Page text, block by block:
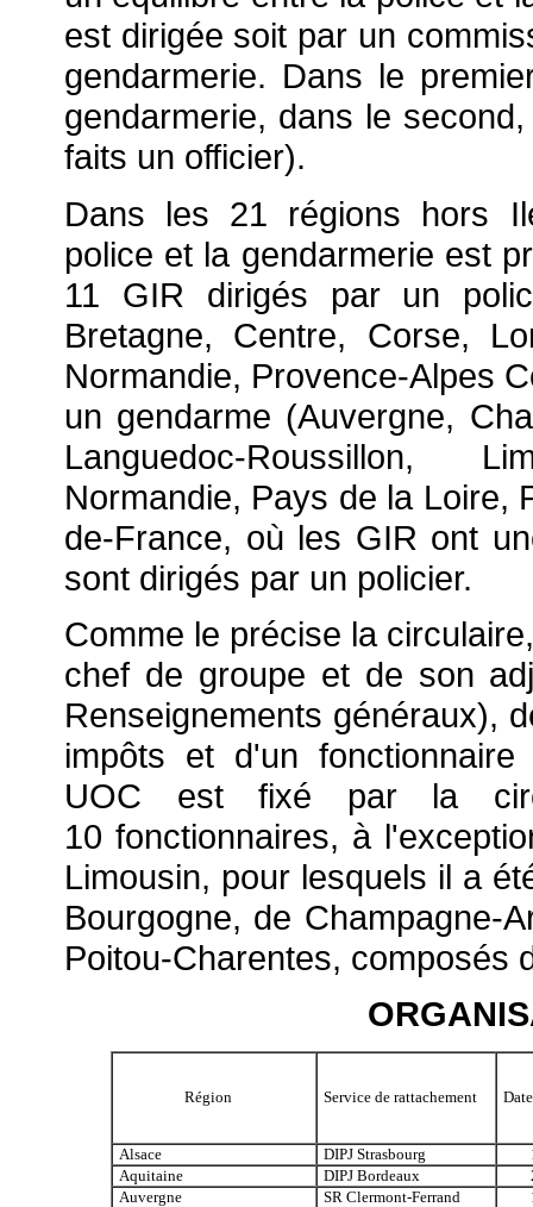
est dirigée soit par un
gendarmerie. Dans le
gendarmerie, dans le
faits un officier).
Dans les 21 régions hors
police et la gendarmerie est
11 GIR dirigés par un
Bretagne, Centre, Corse,
Normandie, Provence-Alpes
un gendarme (Auvergne,
Languedoc-Roussillon,
Normandie, Pays de la Loire,
de-France, où les GIR ont
sont dirigés par un policier.
Comme le précise la
chef de groupe et de son
Renseignements généraux),
impôts et d'un
UOC est fixé par la
10 fonctionnaires, à
Limousin, pour lesquels il a
Bourgogne, de Champagne-
Poitou-Charentes, composés
Région Service de rattachement
Alsace DIPJ Strasbourg
Aquitaine
DIPJ Bordeaux
Auvergne
SR Clermont-Ferrand